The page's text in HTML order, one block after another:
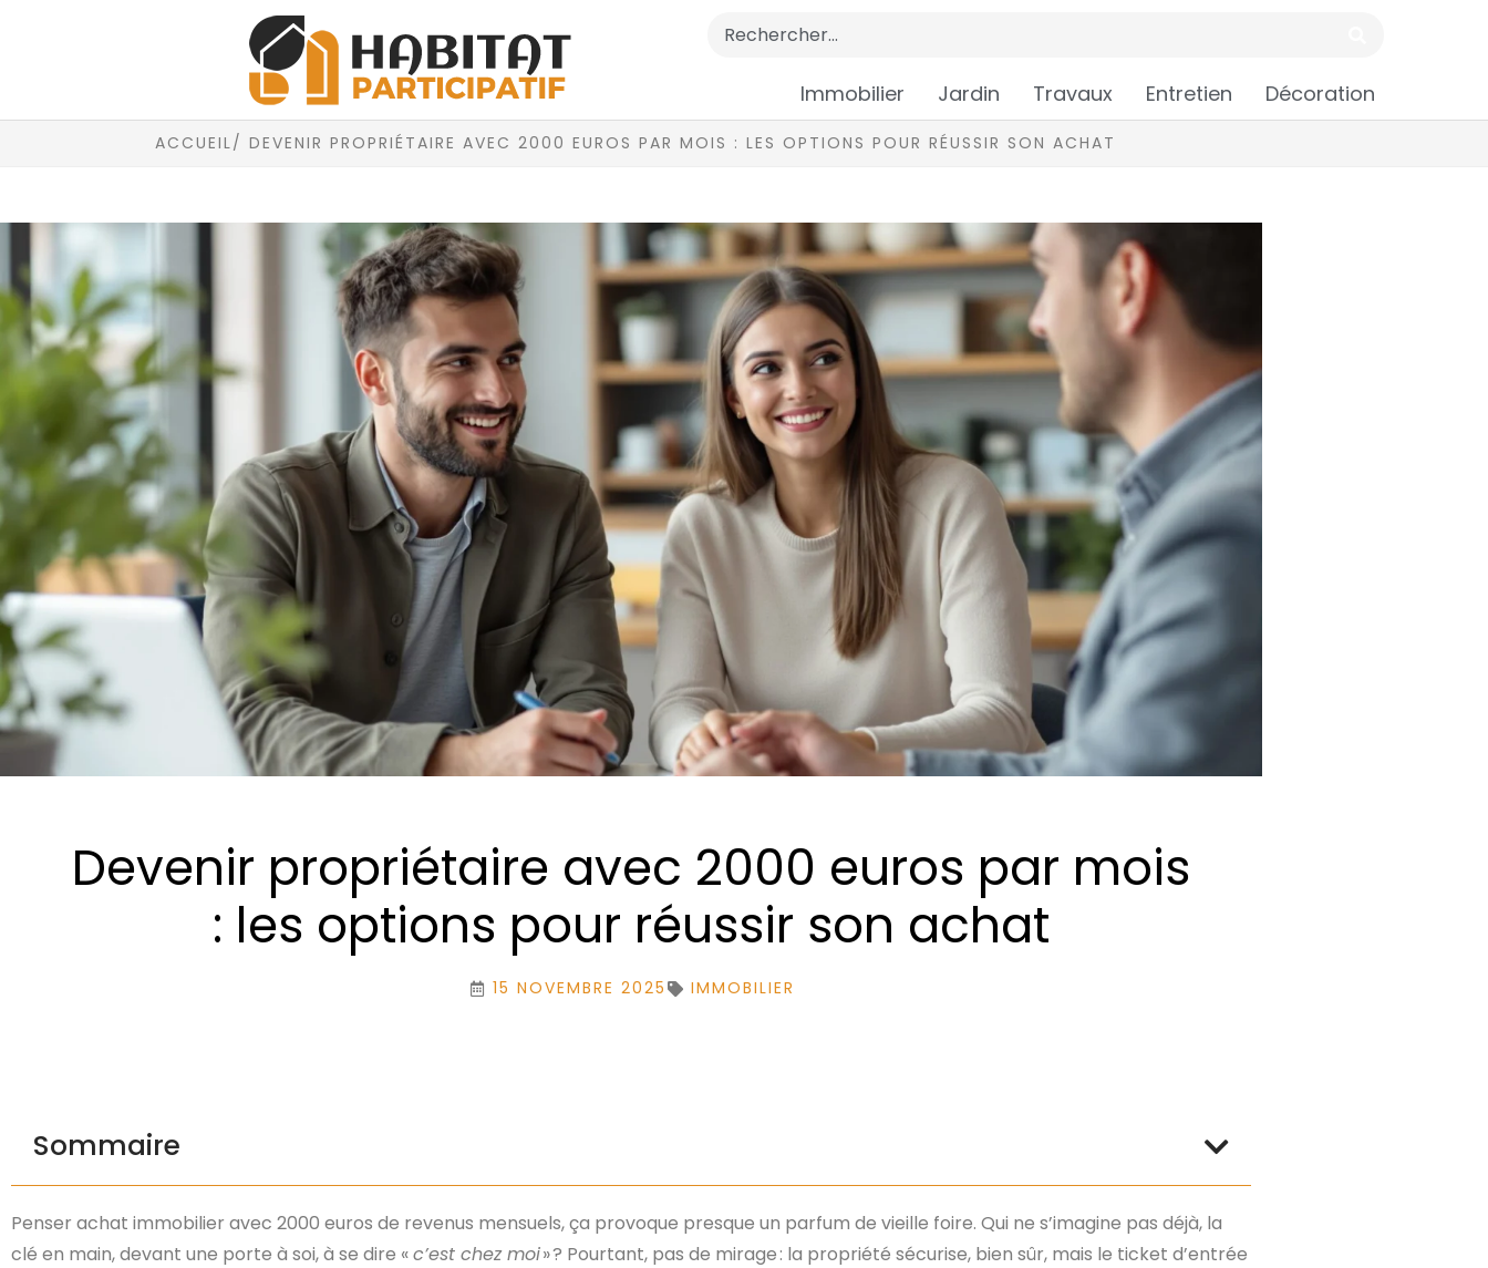
Immobilier Jardin Travaux Entretien Décoration
ACCUEIL/ DEVENIR PROPRIÉTAIRE AVEC 2000 EUROS PAR MOIS : LES OPTIONS POUR RÉUSSIR SON ACHAT
Devenir propriétaire avec 2000 euros par mois
: les options pour réussir son achat
15 NOVEMBRE 2025 IMMOBILIER
Sommaire
Penser achat immobilier avec 2000 euros de revenus mensuels, ça provoque presque un parfum de vieille foire. Qui ne s’imagine pas déjà, la
clé en main, devant une porte à soi, à se dire «c’est chez moi» ? Pourtant, pas de mirage : la propriété sécurise, bien sûr, mais le ticket d’entrée